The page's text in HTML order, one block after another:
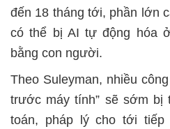
đến 18 tháng tới, phần lớn
có thể bị AI tự động hóa
bằng con người.
Theo Suleyman, nhiều
trước máy tính” sẽ sớm bị
toán, pháp lý cho tới